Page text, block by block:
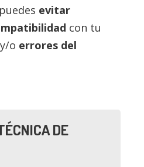
evitar
con tu
o errores del
DE